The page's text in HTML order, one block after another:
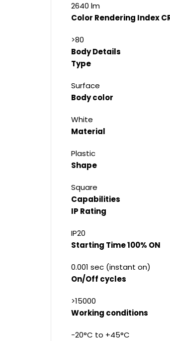
2640 lm
Color Rendering Index
>80
Body Details
Type
Surface
Body color
White
Material
Plastic
Shape
Square
Capabilities
IP Rating
IP20
Starting Time 100% ON
0.001 sec (instant on)
On/Off cycles
>15000
Working conditions
-20°C to +45°C